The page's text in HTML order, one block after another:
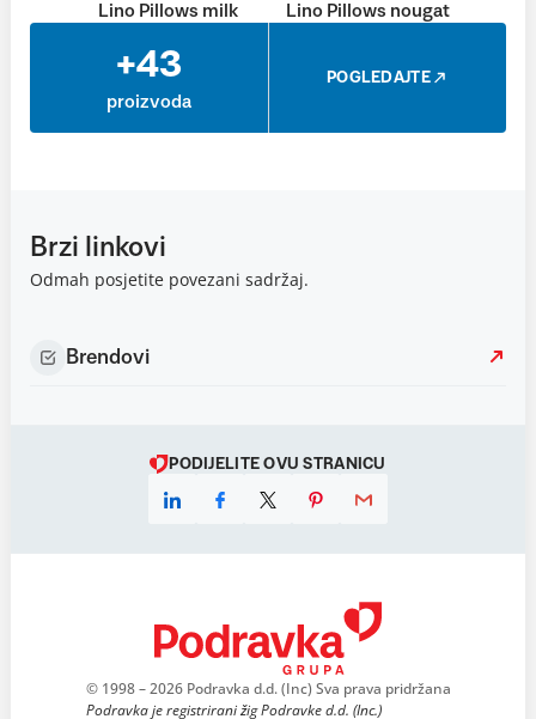
Lino Pillows milk Lino Pillows nougat
+43
proizvoda
POGLEDAJTE
Brzi linkovi
Odmah posjetite povezani sadržaj.
Brendovi
PODIJELITE OVU STRANICU
© 1998 – 2026 Podravka d.d. (Inc) Sva prava pridržana
Podravka je registrirani žig Podravke d.d. (Inc.)